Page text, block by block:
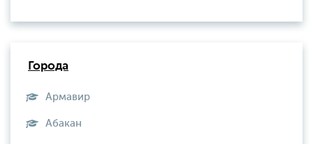
Города
Армавир
Абакан